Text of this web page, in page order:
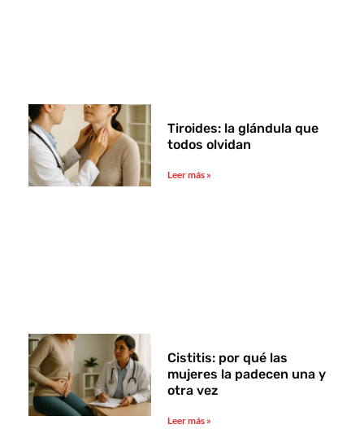
Tiroides: la glándula que
todos olvidan
Leer más »
Cistitis: por qué las
mujeres la padecen una y
otra vez
Leer más »